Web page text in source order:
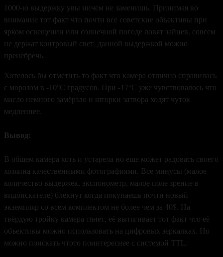
1000-ю выдержку увы ничем не заменишь. Принимая во
внимание тот факт что почти все советские объективы при
ярком освещении или солнечной погоде ловят зайцев, совсем
не держат контровый свет, данной выдержкой можно
пренебречь.
Хотелось бы отметить то факт что камера отлично справилась
с морозом в -10°С градусов. При -17°С уже чувствовалось что
масло немного замёрзло и шторки затвора ходят чуток
медленнее.
Вывод:
В общем камера хоть и устарела но еще может радовать своего
хозяина качественными фотографиями. Все минусы (малое
количество выдержек, экспонометр, малое поле зрение в
видоискателе) блекнут когда покупаешь почти новый
экземпляр со всем комплектом не более чем за 40$. На
твёрдую тройку камера тянет, её вытягивает тот факт что её
объективы можно использовать на цифровых зеркалках. Но
можно поискать чтото поинтереснее с системой TTL.